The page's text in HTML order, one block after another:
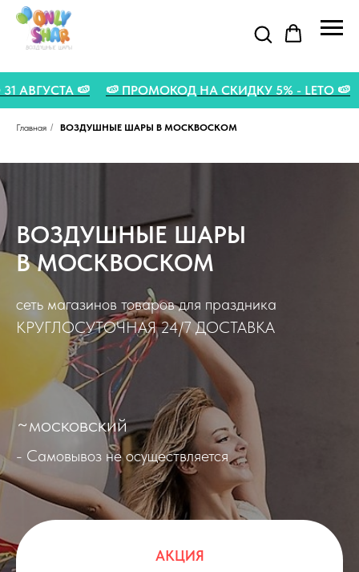
ДО 31 АВГУСТА 🍉 🍉 ПРОМОКОД НА СКИДКУ 5% -
Главная / ВОЗДУШНЫЕ ШАРЫ В МОСКВОСКОМ
ВОЗДУШНЫЕ ШАРЫ
В МОСКВОСКОМ
сеть магазинов товаров для праздника
КРУГЛОСУТОЧНАЯ 24/7 ДОСТАВКА
~московский
- Самовывоз не осуществляется
АКЦИЯ